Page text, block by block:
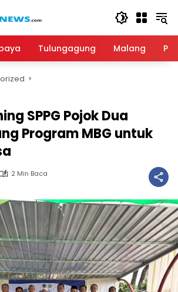
Tulungagung Malang
SPPG Pojok Dua
Program MBG untuk
2 Min Baca